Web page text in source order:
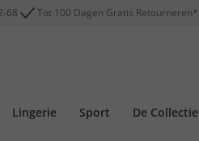
68 Tot 100 Dagen Gratis Retourneren*
Lingerie Sport De Collectie